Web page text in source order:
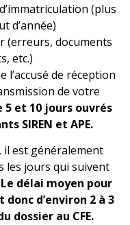
(plus
d’année)
(erreurs, documents
etc.)
l’accusé de réception
de votre
et 10 jours ouvrés
SIREN et APE.
il est généralement
les jours qui suivent
Le délai moyen pour
donc d’environ 2 à 3
dossier au CFE.